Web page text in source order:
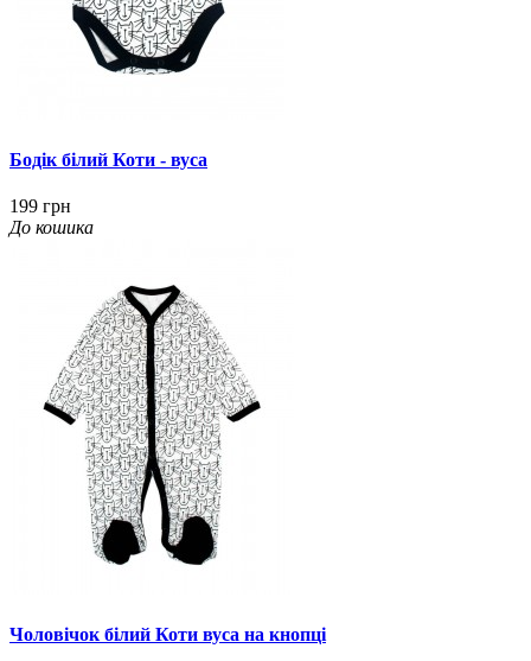
Бодік білий Коти - вуса
199 грн
До кошика
Чоловічок білий Коти вуса на кнопці